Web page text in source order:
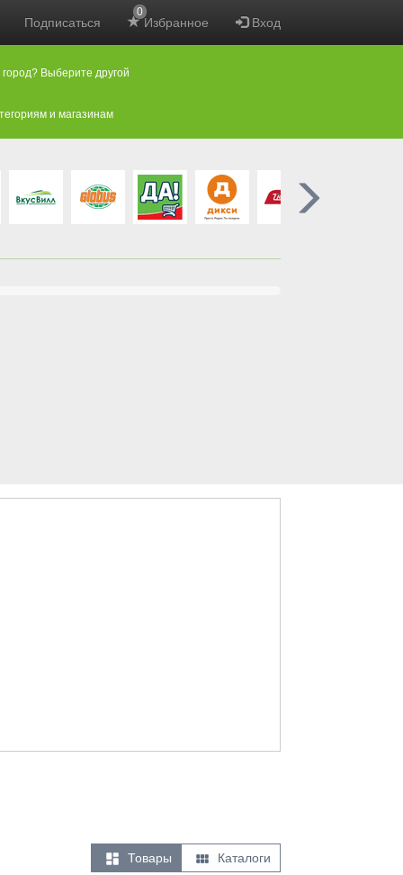
Подписаться Избранное
0
Вход
Выберите другой
и магазинам
 Товары  Каталоги